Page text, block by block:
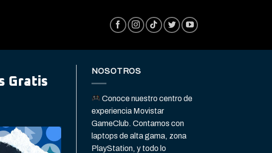
Gratis
NOSOTROS
Conoce nuestro centro de
experiencia Movistar
GameClub. Contamos con
laptops de alta gama, zona
PlayStation, y todo lo